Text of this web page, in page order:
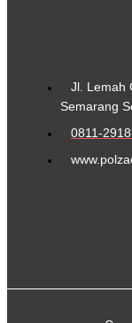
Jl. Lemah
Semarang
0811-